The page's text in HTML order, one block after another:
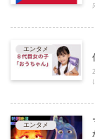
エンタメ
エンタメ